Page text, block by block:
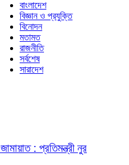
বাংলাদেশ
বিজ্ঞান ও প্রযুক্তি
বিনোদন
মতামত
রাজনীতি
সর্বশেষ
সারাদেশ
: প্রতিমন্ত্রী নুর